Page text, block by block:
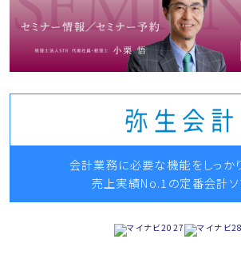
会計業務に必要な機能をしっか
売上実績No.1の定番会計ソ